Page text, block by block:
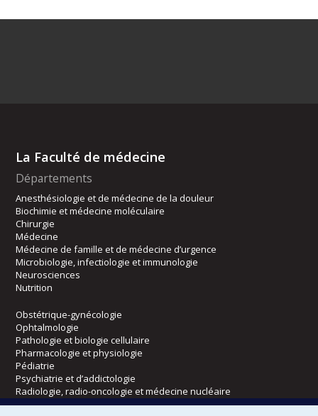
La Faculté de médecine
Départements
Anesthésiologie et de médecine de la douleur
Biochimie et médecine moléculaire
Chirurgie
Médecine
Médecine de famille et de médecine d’urgence
Microbiologie, infectiologie et immunologie
Neurosciences
Nutrition
Obstétrique-gynécologie
Ophtalmologie
Pathologie et biologie cellulaire
Pharmacologie et physiologie
Pédiatrie
Psychiatrie et d’addictologie
Radiologie, radio-oncologie et médecine nucléaire